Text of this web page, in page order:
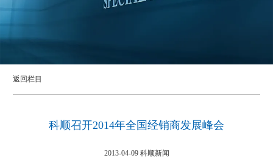
返回栏目
科顺召开2014年全国经销商发展峰会
2013-04-09 科顺新闻